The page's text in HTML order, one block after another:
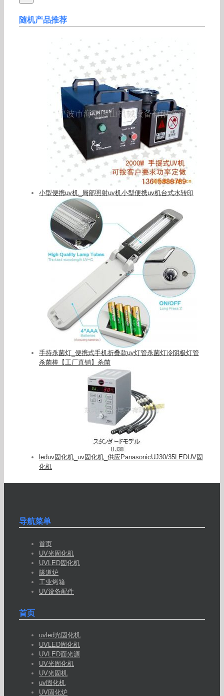
随机产品推荐
小型便携uv机_局部照射uv机小型便携uv机台式水转印
手持杀菌灯_便携式手机折叠款uv灯管杀菌灯冷阴极灯管
杀菌棒【工厂直销】杀菌
leduv固化机_uv固化机_供应PanasonicUJ30/35LEDUV固
化机
导航菜单
首页
UV光固化机
UVLED固化机
隧道炉
工业烤箱
UV设备配件
首页
uvled光固化机
UVLED固化机
UVLED面光源
UV光固化机
UV光固机
uv固化机
UV固化炉